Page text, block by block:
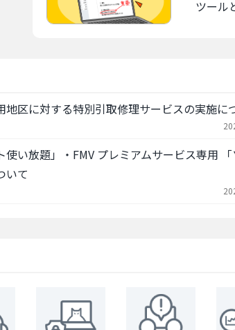
ツール
地区に対する特別引取修理サービスの実施に
使い放題」・FMV プレミアムサービス専用 「
いて